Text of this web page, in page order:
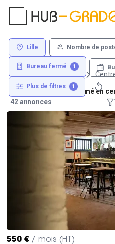
Lille Nombre de
Bureau fermé 1
Plus de filtres 1
Location de bureau fermé en
42 annonces
550 € / mois (HT)